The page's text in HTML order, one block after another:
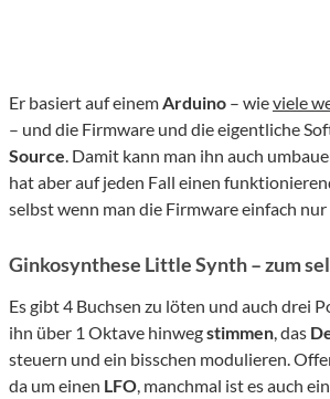
Er basiert auf einemArduino – wieviele
– und die Firmware und die eigentliche
Source. Damit kann man ihn auch
hat aber auf jeden Fall einen
selbst wenn man die Firmware einfach nur
Ginkosynthese Little Synth – zum
Es gibt 4 Buchsen zu löten und auch drei
ihn über 1 Oktave hinwegstimmen, das
steuern und ein bisschen modulieren.
da um einen LFO, manchmal ist es auch ein